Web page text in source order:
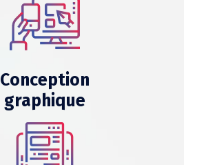
Conception
graphique